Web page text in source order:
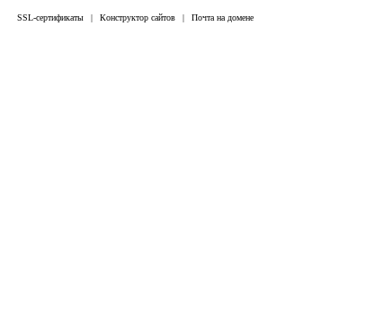
SSL-сертификаты | Конструктор сайтов | Почта на домене